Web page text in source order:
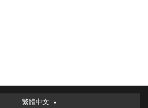
繁體中文
繁體中文